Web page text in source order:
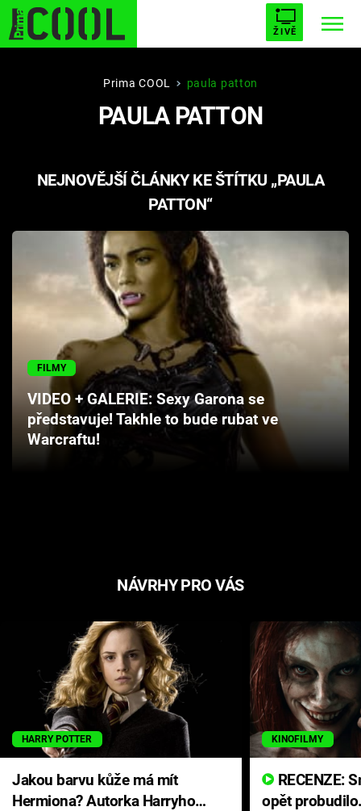
ŽIVĚ
STARHOUSE BUFFY, PŘEMOŽITELKA UPÍRŮ
PLNEJ KOTEL AVENGERS 5
Cool Esport
Pořady
Prima COOL paula patton
PAULA PATTON
NEJNOVĚJŠÍ ČLÁNKY KE ŠTÍTKU „PAULA
PATTON“
FILMY
VIDEO + GALERIE: Sexy Garona se
představuje! Takhle to bude rubat ve
Warcraftu!
NÁVRHY PRO VÁS
HARRY POTTER
Jakou barvu kůže má mít
Hermiona? Autorka Harryho
KINOFILMY
opět